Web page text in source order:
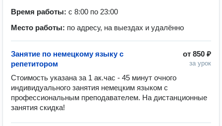
Время работы: с 8:00 по 23:00
Место работы: по адресу, на выездах и удалённо
от 850 ₽
за урок
Занятие по немецкому языку с
репетитором
Стоимость указана за 1 ак.час - 45 минут очного
индивидуального занятия немецким языком с
профессиональным преподавателем. На дистанционные
занятия скидка!